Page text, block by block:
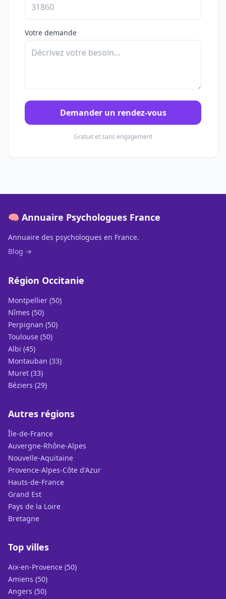
Votre demande
Demander un rendez-vous
Gratuit et sans engagement
🧠 Annuaire Psychologues France
Annuaire des psychologues en France.
Blog →
Région Occitanie
Montpellier (50)
Nîmes (50)
Perpignan (50)
Toulouse (50)
Albi (45)
Montauban (33)
Muret (33)
Béziers (29)
Autres régions
Île-de-France
Auvergne-Rhône-Alpes
Nouvelle-Aquitaine
Provence-Alpes-Côte d'Azur
Hauts-de-France
Grand Est
Pays de la Loire
Bretagne
Top villes
Aix-en-Provence (50)
Amiens (50)
Angers (50)